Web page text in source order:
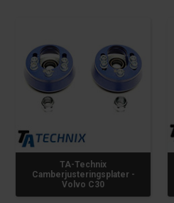
TA-Technix
Camberjusteringsplater -
Volvo C30